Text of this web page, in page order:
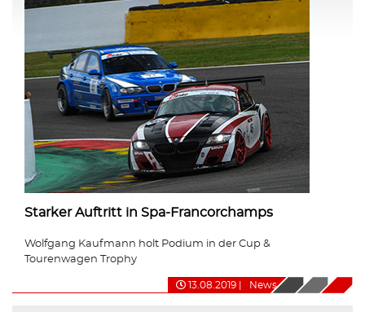
Starker Auftritt in Spa-Francorchamps
Wolfgang Kaufmann holt Podium in der Cup &
Tourenwagen Trophy
13.08.2019 News